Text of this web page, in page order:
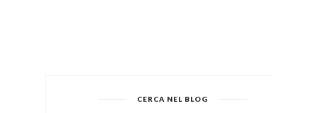
CERCA NEL BLOG